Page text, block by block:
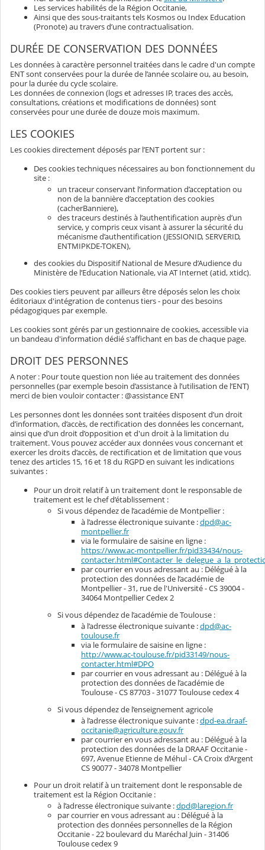
Les services habilités de la Région Occitanie,
Ainsi que des sous-traitants tels Kosmos ou Index Education
(Pronote) au travers d’une contractualisation.
DURÉE DE CONSERVATION DES DONNÉES
Les données à caractère personnel traitées dans le cadre d'un compte
ENT sont conservées pour la durée de l’année scolaire ou, au besoin,
pour la durée du cycle scolaire.
Les données de connexion (logs et adresses IP, traces des accès,
consultations, créations et modifications de données) sont
conservées pour une durée de douze mois maximum.
LES COOKIES
Les cookies directement déposés par l’ENT portent sur :
Des cookies techniques nécessaires au bon fonctionnement du
site :
un traceur conservant l’information d’acceptation ou
non de la bannière d’acceptation des cookies
(cacherBanniere),
des traceurs destinés à l’authentification auprès d’un
service, y compris ceux visant à assurer la sécurité du
mécanisme d’authentification (JESSIONID, SERVERID,
ENTMIPKDE-TOKEN),
des cookies du Dispositif National de Mesure d’Audience du
Ministère de l’Education Nationale, via AT Internet (atid, xtidc).
Des cookies tiers peuvent par ailleurs être déposés selon les choix
éditoriaux d'intégration de contenus tiers - pour des besoins
pédagogiques par exemple.
Les cookies sont gérés par un gestionnaire de cookies, accessible via
un bandeau d'information dédié s'affichant en bas de chaque page.
DROIT DES PERSONNES
A noter : Pour toute question non liée au traitement des données
personnelles (par exemple besoin d’assistance à l’utilisation de l’ENT)
merci de bien vouloir contacter : @assistance ENT
Les personnes dont les données sont traitées disposent d’un droit
d’information, d’accès, de rectification des données les concernant,
ainsi que d’un droit d’opposition et d'un droit à la limitation du
traitement. Vous pouvez accéder aux données vous concernant et
exercer les droits d’accès, de rectification et de limitation que vous
tenez des articles 15, 16 et 18 du RGPD en suivant les indications
suivantes :
Pour un droit relatif à un traitement dont le responsable de
traitement est le chef d’établissement :
Si vous dépendez de l’académie de Montpellier :
à l’adresse électronique suivante :dpd@ac-
montpellier.fr
via le formulaire de saisine en ligne :
https://www.ac-montpellier.fr/pid33434/nous-
par courrier en vous adressant au : Délégué à la
protection des données de l’académie de
Montpellier - 31, rue de l'Université - CS 39004 -
34064 Montpellier Cedex 2
Si vous dépendez de l’académie de Toulouse :
à l’adresse électronique suivante :dpd@ac-
toulouse.fr
via le formulaire de saisine en ligne :
http://www.ac-toulouse.fr/pid33149/nous-
contacter.html#DPO
par courrier en vous adressant au : Délégué à la
protection des données de l’académie de
Toulouse - CS 87703 - 31077 Toulouse cedex 4
Si vous dépendez de l’enseignement agricole
à l’adresse électronique suivante :dpd-ea.draaf-
occitanie@agriculture.gouv.fr
par courrier en vous adressant au : Délégué à la
protection des données de la DRAAF Occitanie -
697, Avenue Etienne de Méhul - CA Croix d’Argent
CS 90077 - 34078 Montpellier
Pour un droit relatif à un traitement dont le responsable de
traitement est la Région Occitanie :
à l’adresse électronique suivante :dpd@laregion.fr
par courrier en vous adressant au : Délégué à la
protection des données personnelles de la Région
Occitanie - 22 boulevard du Maréchal Juin - 31406
Toulouse cedex 9